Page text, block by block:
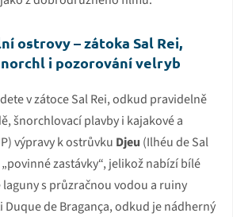
ostrovy – zátoka Sal Rei,
i pozorování velryb
v zátoce Sal Rei, odkud pravidelně
šnorchlovací plavby i kajakové a
výpravy k ostrůvku Djeu (Ilhéu de Sal
zastávky“, jelikož nabízí bílé
laguny s průzračnou vodou a ruiny
de Bragança, odkud je nádherný